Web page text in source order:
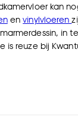
kan
envinylvloeren
in
is reuze bij